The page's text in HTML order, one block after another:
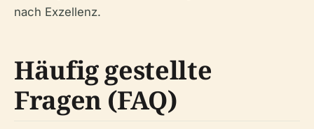
nach Exzellenz.
Häufig gestellte
Fragen (FAQ)